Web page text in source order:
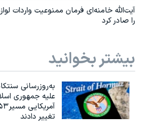
آیت‌الله خامنه‌ای فرمان ممنوعیت واردات
را صادر کرد
بیشتر بخوانید
به‌روزرسانی
علیه جمهوری
تغییر دادند